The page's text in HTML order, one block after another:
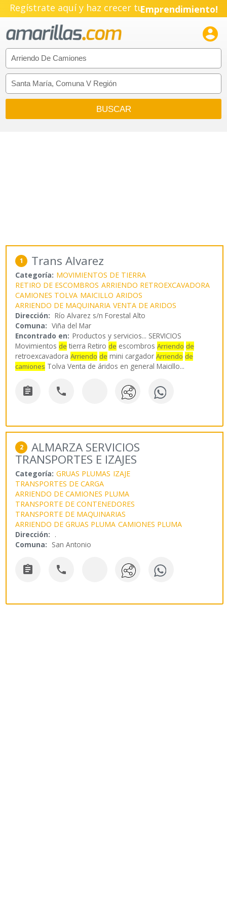
Regístrate aquí y haz crecer tuEmprendimiento!

1 Trans Alvarez
Categoría: MOVIMIENTOS DE TIERRA
RETIRO DE ESCOMBROS ARRIENDO RETROEXCAVADORA
CAMIONES TOLVA MAICILLO ARIDOS
ARRIENDO DE MAQUINARIA VENTA DE ARIDOS
Dirección: Río Alvarez s/n Forestal Alto
Comuna: Viña del Mar
Encontrado en: Productos y servicios... SERVICIOS
Movimientos de tierra Retiro de escombrosArriendo de
retroexcavadoraArriendo de mini cargadorArriendo de
camiones Tolva Venta de áridos en general Maicillo...
 
2 ALMARZA SERVICIOS
TRANSPORTES E IZAJES
Categoría: GRUAS PLUMAS IZAJE
TRANSPORTES DE CARGA
ARRIENDO DE CAMIONES PLUMA
TRANSPORTE DE CONTENEDORES
TRANSPORTE DE MAQUINARIAS
ARRIENDO DE GRUAS PLUMA CAMIONES PLUMA
Dirección: .
Comuna: San Antonio
 